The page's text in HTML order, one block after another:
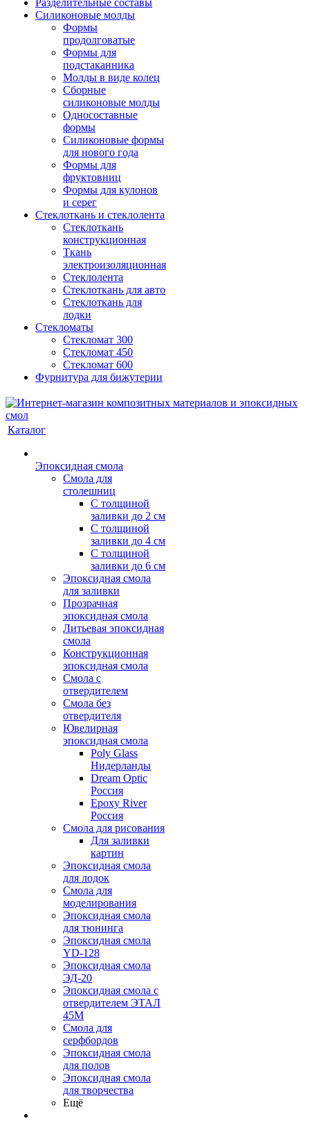
Разделительные составы
Силиконовые молды
Формы
продолговатые
Формы для
подстаканника
Молды в виде колец
Сборные
силиконовые молды
Односоставные
формы
Силиконовые формы
для нового года
Формы для
фруктовниц
Формы для кулонов
и серег
Стеклоткань и стеклолента
Стеклоткань
конструкционная
Ткань
электроизоляционная
Стеклолента
Стеклоткань для авто
Стеклоткань для
лодки
Стекломаты
Стекломат 300
Стекломат 450
Стекломат 600
Фурнитура для бижутерии
Каталог
Эпоксидная смола
Смола для
столешниц
С толщиной
заливки до 2 см
С толщиной
заливки до 4 см
С толщиной
заливки до 6 см
Эпоксидная смола
для заливки
Прозрачная
эпоксидная смола
Литьевая эпоксидная
смола
Конструкционная
эпоксидная смола
Смола с
отвердителем
Смола без
отвердителя
Ювелирная
эпоксидная смола
Poly Glass
Нидерланды
Dream Optic
Россия
Epoxy River
Россия
Смола для рисования
Для заливки
картин
Эпоксидная смола
для лодок
Смола для
моделирования
Эпоксидная смола
для тюнинга
Эпоксидная смола
YD-128
Эпоксидная смола
ЭД-20
Эпоксидная смола с
отвердителем ЭТАЛ
45М
Смола для
серфбордов
Эпоксидная смола
для полов
Эпоксидная смола
для творчества
Ещё